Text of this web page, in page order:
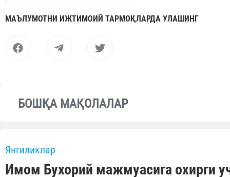
МАЪЛУМОТНИ ИЖТИМОИЙ ТАРМОҚЛАРДА УЛАШИНГ
БОШҚА МАҚОЛАЛАР
Янгиликлар
Имом Бухорий мажмуасига охирги